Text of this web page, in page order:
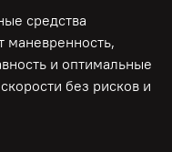
средства
маневренность,
и оптимальные
без рисков и